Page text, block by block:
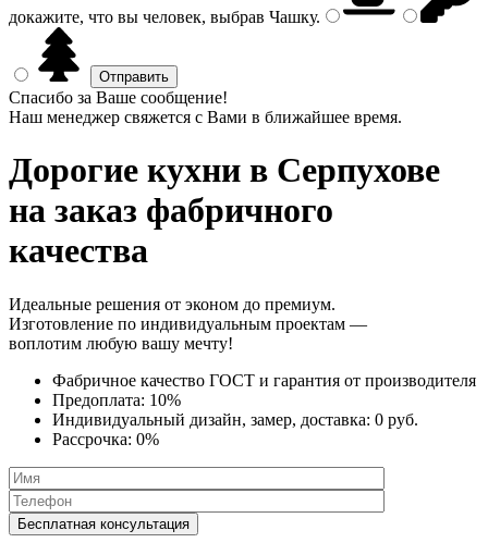
докажите, что вы человек, выбрав Чашку.
Спасибо за Ваше сообщение!
Наш менеджер свяжется с Вами в ближайшее время.
Дорогие кухни в Серпухове
на заказ фабричного
качества
Идеальные решения от эконом до премиум.
Изготовление по индивидуальным проектам —
воплотим любую вашу мечту!
Фабричное качество ГОСТ и гарантия от производителя
Предоплата: 10%
Индивидуальный дизайн, замер, доставка: 0 руб.
Рассрочка: 0%